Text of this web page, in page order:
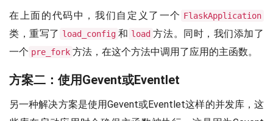
在上面的代码中，我们自定义了一个 FlaskApplication
类，重写了 load_config 和 load 方法。同时，我们添加了
一个 pre_fork 方法，在这个方法中调用了应用的主函数。
方案二：使用Gevent或Eventlet
另一种解决方案是使用Gevent或Eventlet这样的并发库，这